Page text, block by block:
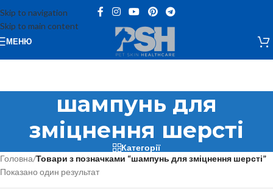
Skip to navigation
Skip to main content
МЕНЮ
шампунь для
зміцнення шерсті
Категорії
Головна/Товари з позначками “шампунь для зміцнення шерсті”
Показано один результат